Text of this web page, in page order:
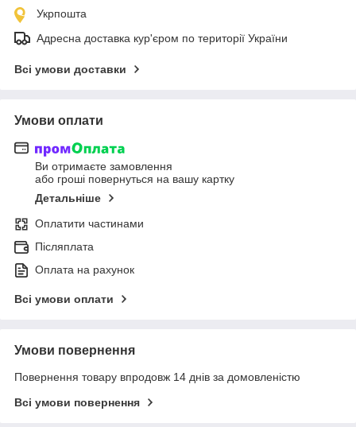
Укрпошта
Адресна доставка кур'єром по території України
Всі умови доставки
Умови оплати
Ви отримаєте замовлення
або гроші повернуться на вашу картку
Детальніше
Оплатити частинами
Післяплата
Оплата на рахунок
Всі умови оплати
Умови повернення
Повернення товару впродовж 14 днів за домовленістю
Всі умови повернення